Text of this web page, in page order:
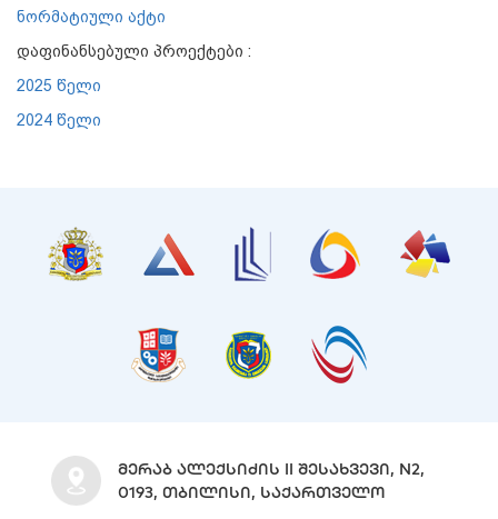
ნორმატიული აქტი
დაფინანსებული პროექტები :
2025 წელი
2024 წელი
ᲛᲔᲠᲐᲑ ᲐᲚᲔᲥᲡᲘᲫᲘᲡ II ᲨᲔᲡᲐᲮᲕᲔᲕᲘ, N2,
0193, ᲗᲑᲘᲚᲘᲡᲘ, ᲡᲐᲥᲐᲠᲗᲕᲔᲚᲝ